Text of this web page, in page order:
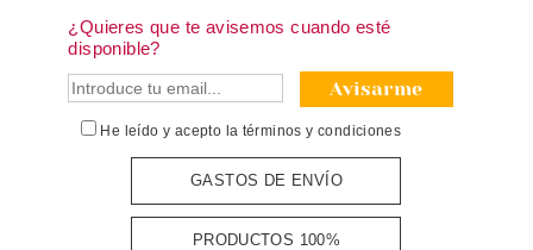
¿Quieres que te avisemos cuando esté
disponible?
Avisarme
He leído y acepto la términos y condiciones
GASTOS DE ENVÍO
PRODUCTOS 100%